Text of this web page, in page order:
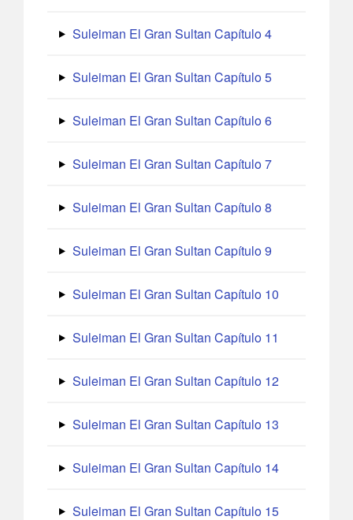
Suleiman El Gran Sultan Capítulo 4
Suleiman El Gran Sultan Capítulo 5
Suleiman El Gran Sultan Capítulo 6
Suleiman El Gran Sultan Capítulo 7
Suleiman El Gran Sultan Capítulo 8
Suleiman El Gran Sultan Capítulo 9
Suleiman El Gran Sultan Capítulo 10
Suleiman El Gran Sultan Capítulo 11
Suleiman El Gran Sultan Capítulo 12
Suleiman El Gran Sultan Capítulo 13
Suleiman El Gran Sultan Capítulo 14
Suleiman El Gran Sultan Capítulo 15